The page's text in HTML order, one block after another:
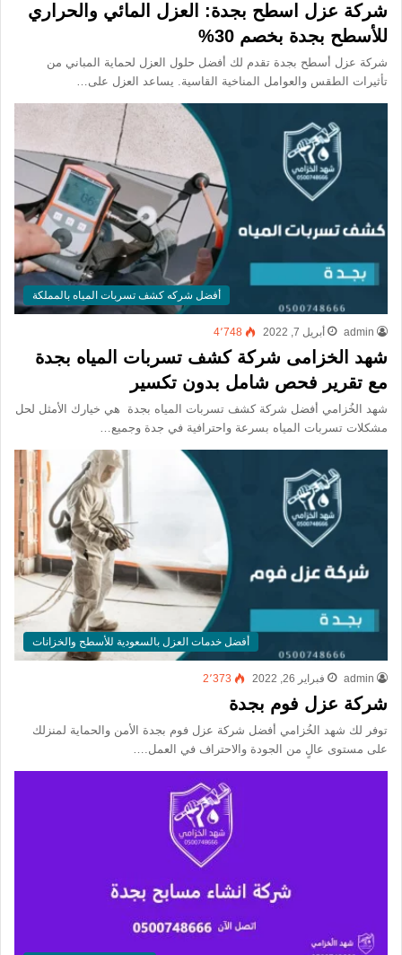
شركة عزل اسطح بجدة: العزل المائي والحراري
للأسطح بجدة بخصم 30%
شركة عزل أسطح بجدة تقدم لك أفضل حلول العزل لحماية المباني من
تأثيرات الطقس والعوامل المناخية القاسية. يساعد العزل على…
أفضل شركه كشف تسربات المياه بالمملكة
admin أبريل 7, 2022 4٬748
شهد الخزامى شركة كشف تسربات المياه بجدة
مع تقرير فحص شامل بدون تكسير
شهد الخُزامي أفضل شركة كشف تسربات المياه بجدة هي خيارك الأمثل لحل
مشكلات تسربات المياه بسرعة واحترافية في جدة وجميع…
أفضل خدمات العزل بالسعودية للأسطح والخزانات
admin فبراير 26, 2022 2٬373
شركة عزل فوم بجدة
توفر لك شهد الخُزامي أفضل شركة عزل فوم بجدة الأمن والحماية لمنزلك
على مستوى عالٍ من الجودة والاحتراف في العمل.…